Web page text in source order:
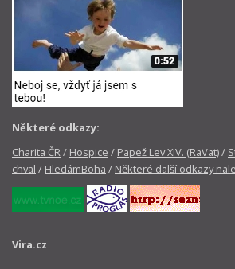
Některé odkazy:
Charita ČR/ Hospice / Papež Lev XIV. (RaVat)/
chval / HledámBoha / Některé další odkazy
Vira.cz